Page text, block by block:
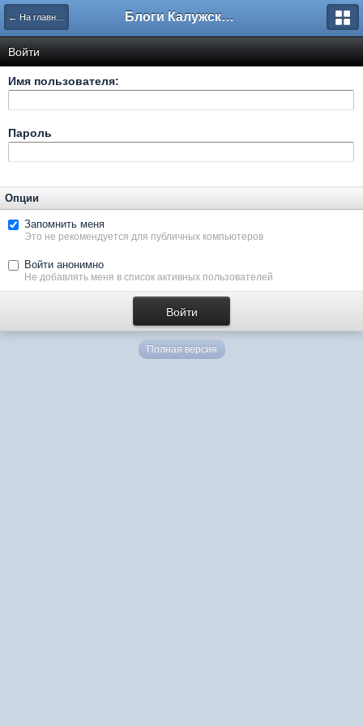
← На главную Блоги Калужского перекрестка
Войти
Имя пользователя:
Пароль
Опции
Запомнить меня
Это не рекомендуется для публичных компьютеров
Войти анонимно
Не добавлять меня в список активных пользователей
Полная версия